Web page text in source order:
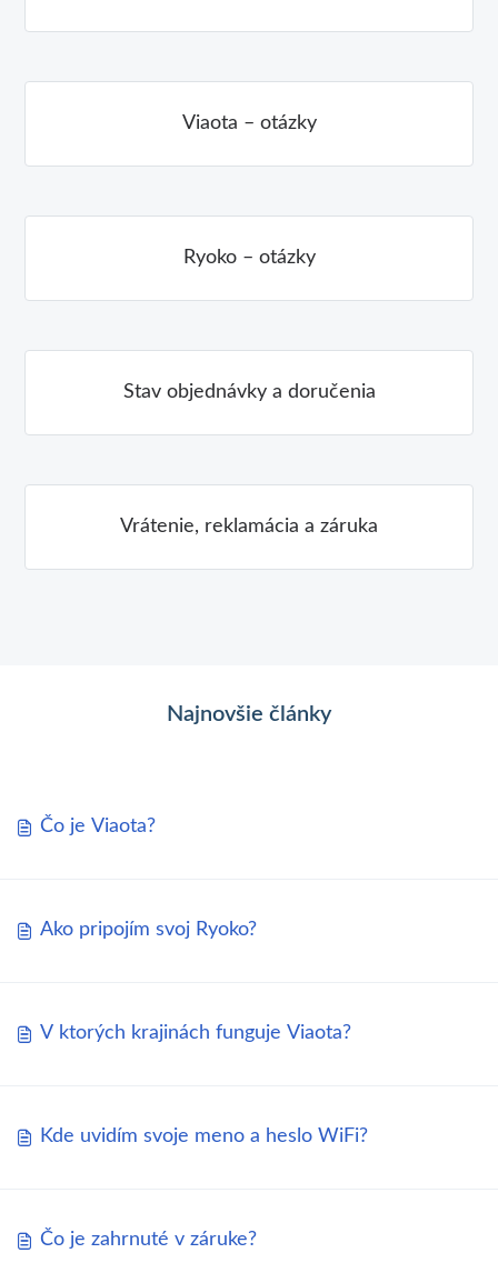
Viaota – otázky
Ryoko – otázky
Stav objednávky a doručenia
Vrátenie, reklamácia a záruka
Najnovšie články
Čo je Viaota?
Ako pripojím svoj Ryoko?
V ktorých krajinách funguje Viaota?
Kde uvidím svoje meno a heslo WiFi?
Čo je zahrnuté v záruke?